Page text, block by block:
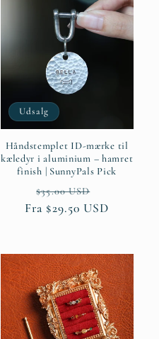
Udsalg
Håndstemplet ID-mærke til
kæledyr i aluminium – hamret
finish | SunnyPals Pick
Normalpris
$35.00 USD
Fra $29.50 USD